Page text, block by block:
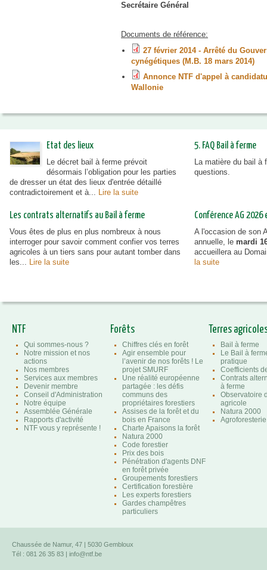
Secrétaire
Documents de référence:
27 février 2014 - Arrêté du
cynégétiques (M.B. 18 mars 2014)
Annonce NTF d'appel à
Wallonie
Etat des lieux
Le décret bail à ferme prévoit
désormais l’obligation pour les parties
de dresser un état des lieux d'entrée détaillé
contradictoirement et à... Lire la suite
5. FAQ Bail à ferme
La matière du bail à
questions.
Les contrats alternatifs au Bail à ferme
Vous êtes de plus en plus nombreux à nous
interroger pour savoir comment confier vos terres
agricoles à un tiers sans pour autant tomber dans
les... Lire la suite
Conférence AG
A l'occasion de son
annuelle, le mardi
accueillera au
la suite
NTF
Qui sommes-nous ?
Notre mission et nos
actions
Nos membres
Services aux membres
Devenir membre
Conseil d'Administration
Notre équipe
Assemblée Générale
Rapports d'activité
NTF vous y représente !
Forêts
Chiffres clés en forêt
Agir ensemble pour
l’avenir de nos forêts ! Le
projet SMURF
Une réalité européenne
partagée : les défis
communs des
propriétaires forestiers
Assises de la forêt et du
bois en France
Charte Apaisons la forêt
Natura 2000
Code forestier
Prix des bois
Pénétration d'agents DNF
en forêt privée
Groupements forestiers
Certification forestière
Les experts forestiers
Gardes champêtres
particuliers
Terres
Bail à ferme
Le Bail à
pratique
Coefficients
Contrats
à ferme
Observatoire
agricole
Natura 2000
Chaussée de Namur, 47 | 5030 Gembloux
Tél : 081 26 35 83 | info@ntf.be